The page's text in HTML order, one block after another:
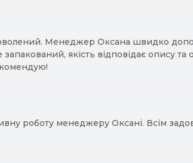
Менеджер Оксана швидко
якість відповідає опису
роботу менеджеру Оксані. Всім